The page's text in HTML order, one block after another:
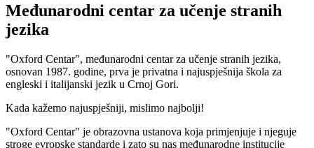
Međunarodni centar za učenje stranih
jezika
"Oxford Centar", međunarodni centar za učenje stranih jezika,
osnovan 1987. godine, prva je privatna i najuspješnija škola za
engleski i italijanski jezik u Crnoj Gori.
Kada kažemo najuspješniji, mislimo najbolji!
"Oxford Centar" je obrazovna ustanova koja primjenjuje i njeguje
stroge evropske standarde i zato su nas međunarodne institucije